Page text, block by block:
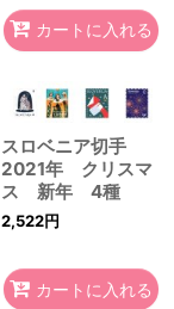
カートに入れる
スロベニア切手
2021年 クリスマ
ス 新年 4種
2,522円
カートに入れる